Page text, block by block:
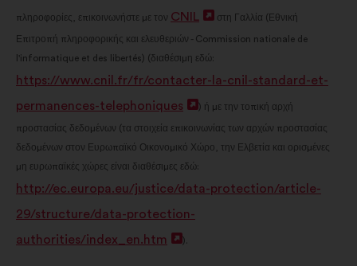
πληροφορίες, επικοινωνήστε με τον CNIL
Άνοιγμα
σε
στη Γαλλία (Εθνική
Επιτροπή πληροφορικής και ελευθεριών - Commission nationale de
l'informatique et des libertés) (διαθέσιμη εδώ:
https://www.cnil.fr/fr/contacter-la-cnil-standard-et-
permanences-telephoniques
Άνοιγμα
σε
καρτέλα
) ή με την τοπική αρχή
προστασίας δεδομένων (τα στοιχεία επικοινωνίας των αρχών προστασίας
δεδομένων στον Ευρωπαϊκό Οικονομικό Χώρο, την Ελβετία και ορισμένες
μη ευρωπαϊκές χώρες είναι διαθέσιμες εδώ:
http://ec.europa.eu/justice/data-protection/article-
29/structure/data-protection-
authorities/index_en.htm
Άνοιγμα
).